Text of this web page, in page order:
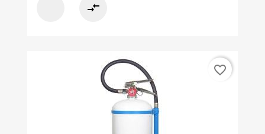
compare_arrows
favorite_border